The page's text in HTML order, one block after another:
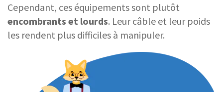
Cependant, ces équipements sont plutôt
encombrants et lourds. Leur câble et leur poids
les rendent plus difficiles à manipuler.